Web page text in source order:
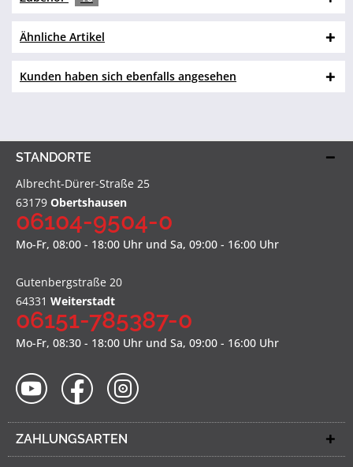
Ähnliche Artikel
Kunden haben sich ebenfalls angesehen
STANDORTE
Albrecht-Dürer-Straße 25
63179 Obertshausen
06104-9504-0
Mo-Fr, 08:00 - 18:00 Uhr und Sa, 09:00 - 16:00 Uhr
Gutenbergstraße 20
64331 Weiterstadt
06151-785387-0
Mo-Fr, 08:30 - 18:00 Uhr und Sa, 09:00 - 16:00 Uhr
ZAHLUNGSARTEN